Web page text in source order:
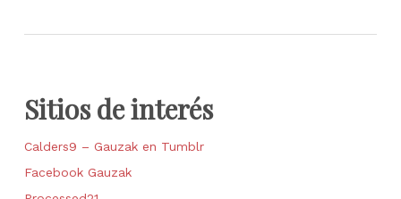
Sitios de interés
Calders9 – Gauzak en Tumblr
Facebook Gauzak